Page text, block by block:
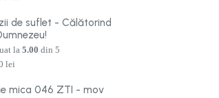
de suflet - Călătorind
la5.00 din 5
lei
mica 046 ZTI - mov